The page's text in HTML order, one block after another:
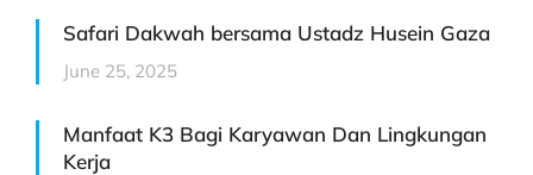
Safari Dakwah bersama Ustadz Husein Gaza
June 25, 2025
Manfaat K3 Bagi Karyawan Dan Lingkungan
Kerja